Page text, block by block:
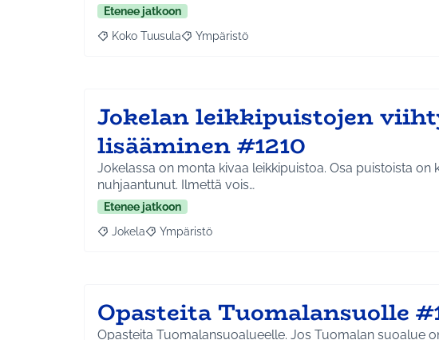
Etenee jatkoon
Rajaa tulokset aihepiirin mukaan: Koko Tuusula
Koko Tuusula Rajaa tulokset teeman mukaan: Ympäristö
Ympäristö
Jokelan leikkipuistojen
lisääminen #1210
Jokelassa on monta kivaa leikkipuistoa. Osa puistoista on
nuhjaantunut. Ilmettä vois…
Etenee jatkoon
Rajaa tulokset aihepiirin mukaan: Jokela
Jokela Rajaa tulokset teeman mukaan: Ympäristö
Ympäristö
Opasteita Tuomalansuolle
Opasteita Tuomalansuoalueelle. Jos Tuomalan suoalue